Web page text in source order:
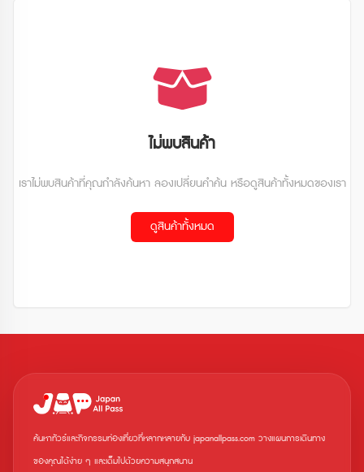
ไม่พบสินค้า
เราไม่พบสินค้าที่คุณกำลังค้นหา ลองเปลี่ยนคำค้น หรือดูสินค้าทั้งหมดของเรา
ดูสินค้าทั้งหมด
ค้นหาทัวร์และกิจกรรมท่องเที่ยวที่หลากหลายกับ japanallpass.com วางแผนการเดินทาง
ของคุณได้ง่าย ๆ และเต็มไปด้วยความสนุกสนาน